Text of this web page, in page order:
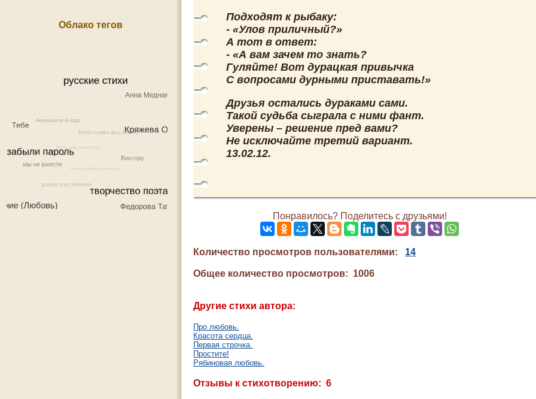
Облако тегов
Подходят к рыбаку:
- «Улов приличный?»
А тот в ответ:
- «А вам зачем то знать?
Гуляйте! Вот дурацкая привычка
С вопросами дурными приставать!»
Друзья остались дураками сами.
Такой судьба сыграла с ними фант.
Уверены – решение пред вами?
Не исключайте третий вариант.
13.02.12.
Понравилось? Поделитесь с друзьями!
Количество просмотров пользователями: 14
Общее количество просмотров: 1006
Другие стихи автора:
Про любовь.
Красота сердца.
Первая строчка.
Простите!
Рябиновая любовь.
Отзывы к стихотворению: 6